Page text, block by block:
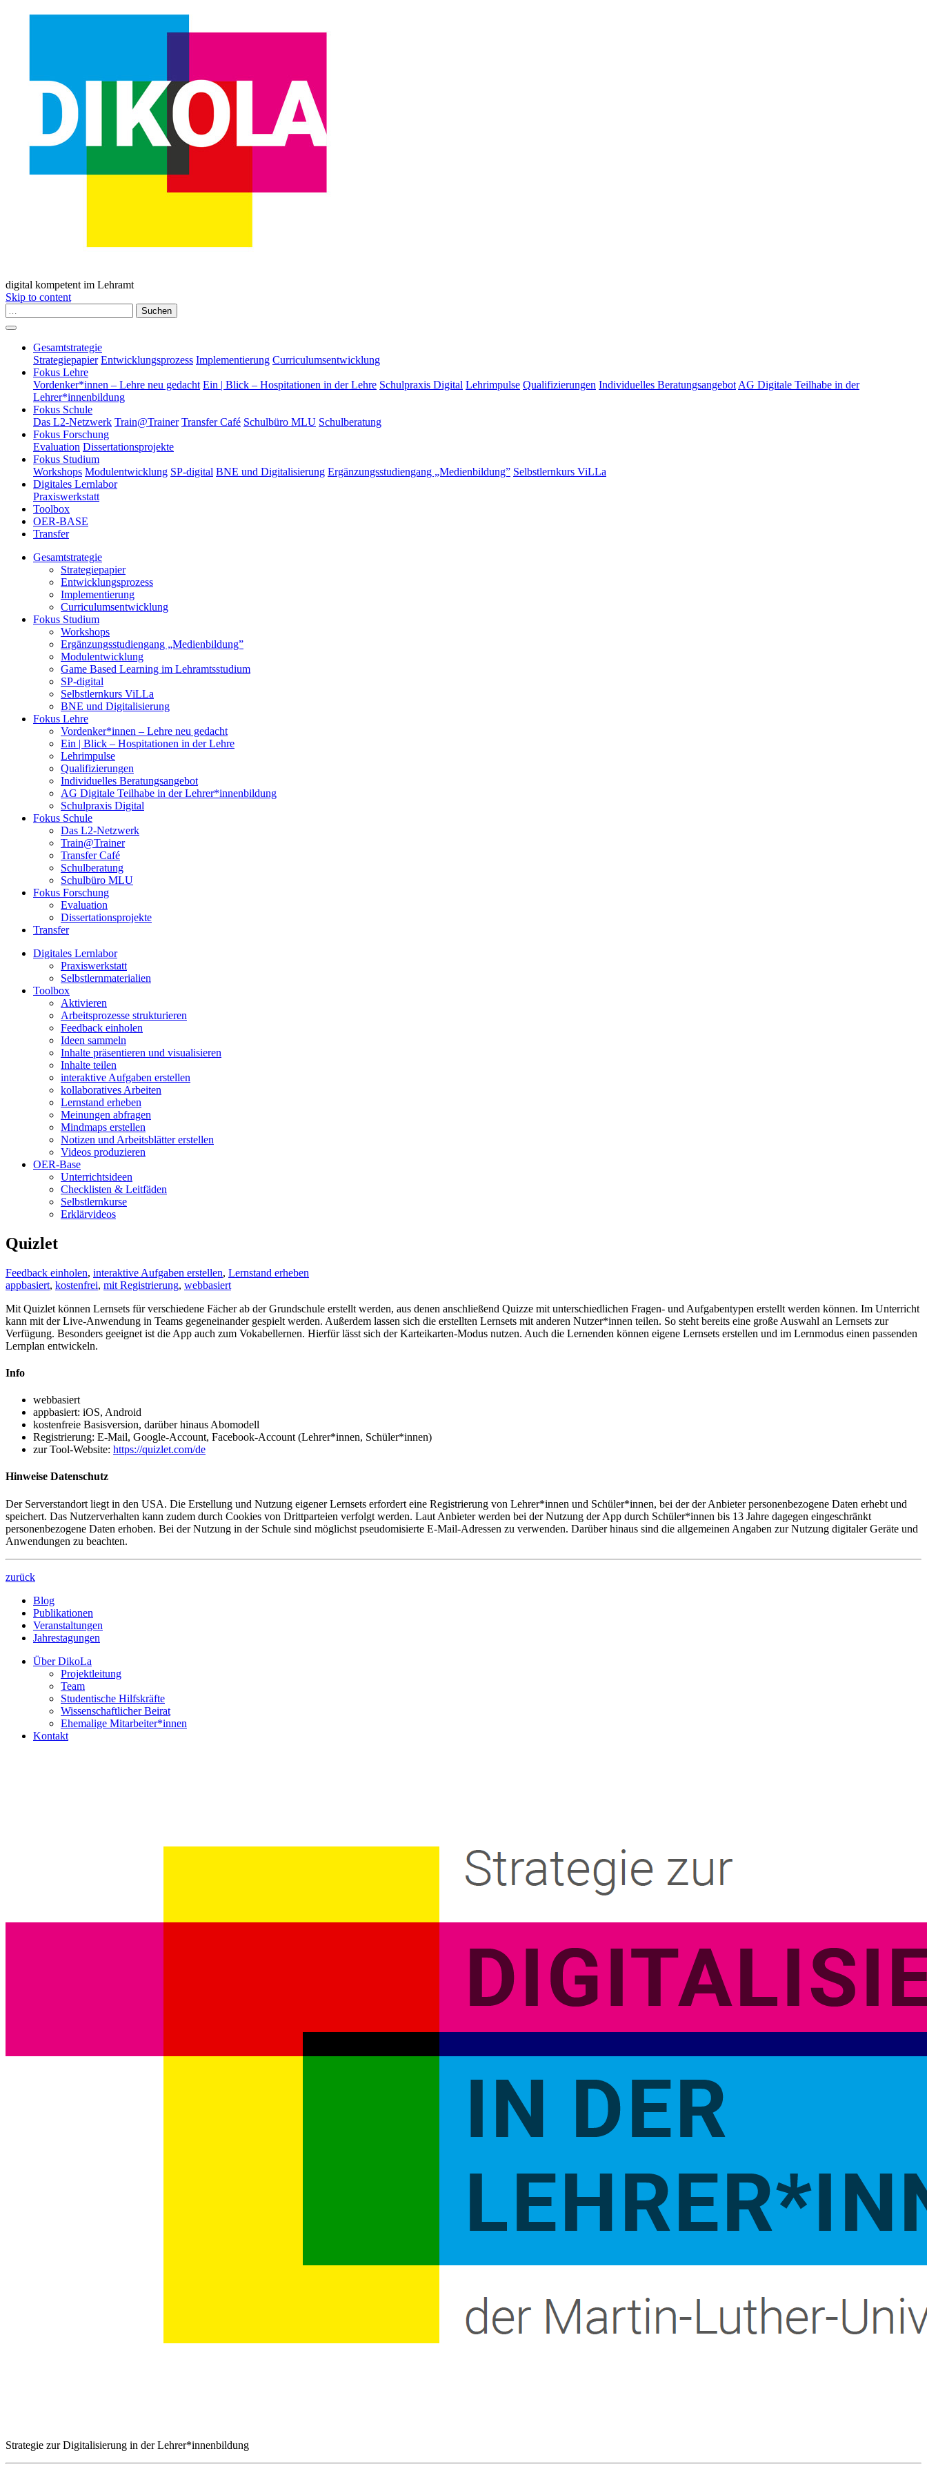
digital kompetent im Lehramt
Skip to content
Suchen
Gesamtstrategie
Strategiepapier Entwicklungsprozess Implementierung Curriculumsentwicklung
Fokus Lehre
Vordenker*innen – Lehre neu gedacht Ein | Blick – Hospitationen in der Lehre Schulpraxis Digital Lehrimpulse Qualifizierungen Individuelles Beratungsangebot AG Digitale Teilhabe in der
Lehrer*innenbildung
Fokus Schule
Das L2-Netzwerk Train@Trainer Transfer Café Schulbüro MLU Schulberatung
Fokus Forschung
Evaluation Dissertationsprojekte
Fokus Studium
Workshops Modulentwicklung SP-digital BNE und Digitalisierung Ergänzungsstudiengang „Medienbildung” Selbstlernkurs ViLLa
Digitales Lernlabor
Praxiswerkstatt
Toolbox
OER-BASE
Transfer
Gesamtstrategie
Strategiepapier
Entwicklungsprozess
Implementierung
Curriculumsentwicklung
Fokus Studium
Workshops
Ergänzungsstudiengang „Medienbildung”
Modulentwicklung
Game Based Learning im Lehramtsstudium
SP-digital
Selbstlernkurs ViLLa
BNE und Digitalisierung
Fokus Lehre
Vordenker*innen – Lehre neu gedacht
Ein | Blick – Hospitationen in der Lehre
Lehrimpulse
Qualifizierungen
Individuelles Beratungsangebot
AG Digitale Teilhabe in der Lehrer*innenbildung
Schulpraxis Digital
Fokus Schule
Das L2-Netzwerk
Train@Trainer
Transfer Café
Schulberatung
Schulbüro MLU
Fokus Forschung
Evaluation
Dissertationsprojekte
Transfer
Digitales Lernlabor
Praxiswerkstatt
Selbstlernmaterialien
Toolbox
Aktivieren
Arbeitsprozesse strukturieren
Feedback einholen
Ideen sammeln
Inhalte präsentieren und visualisieren
Inhalte teilen
interaktive Aufgaben erstellen
kollaboratives Arbeiten
Lernstand erheben
Meinungen abfragen
Mindmaps erstellen
Notizen und Arbeitsblätter erstellen
Videos produzieren
OER-Base
Unterrichtsideen
Checklisten & Leitfäden
Selbstlernkurse
Erklärvideos
Quizlet
Feedback einholen, interaktive Aufgaben erstellen, Lernstand erheben
appbasiert, kostenfrei, mit Registrierung, webbasiert
Mit Quizlet können Lernsets für verschiedene Fächer ab der Grundschule erstellt werden, aus denen anschließend Quizze mit unterschiedlichen Fragen- und Aufgabentypen erstellt werden können. Im Unterricht
kann mit der Live-Anwendung in Teams gegeneinander gespielt werden. Außerdem lassen sich die erstellten Lernsets mit anderen Nutzer*innen teilen. So steht bereits eine große Auswahl an Lernsets zur
Verfügung. Besonders geeignet ist die App auch zum Vokabellernen. Hierfür lässt sich der Karteikarten-Modus nutzen. Auch die Lernenden können eigene Lernsets erstellen und im Lernmodus einen passenden
Lernplan entwickeln.
Info
webbasiert
appbasiert: iOS, Android
kostenfreie Basisversion, darüber hinaus Abomodell
Registrierung: E-Mail, Google-Account, Facebook-Account (Lehrer*innen, Schüler*innen)
zur Tool-Website: https://quizlet.com/de
Hinweise Datenschutz
Der Serverstandort liegt in den USA. Die Erstellung und Nutzung eigener Lernsets erfordert eine Registrierung von Lehrer*innen und Schüler*innen, bei der der Anbieter personenbezogene Daten erhebt und
speichert. Das Nutzerverhalten kann zudem durch Cookies von Drittparteien verfolgt werden. Laut Anbieter werden bei der Nutzung der App durch Schüler*innen bis 13 Jahre dagegen eingeschränkt
personenbezogene Daten erhoben. Bei der Nutzung in der Schule sind möglichst pseudomisierte E-Mail-Adressen zu verwenden. Darüber hinaus sind die allgemeinen Angaben zur Nutzung digitaler Geräte und
Anwendungen zu beachten.
zurück
Blog
Publikationen
Veranstaltungen
Jahrestagungen
Über DikoLa
Projektleitung
Team
Studentische Hilfskräfte
Wissenschaftlicher Beirat
Ehemalige Mitarbeiter*innen
Kontakt
Strategie zur Digitalisierung in der Lehrer*innenbildung